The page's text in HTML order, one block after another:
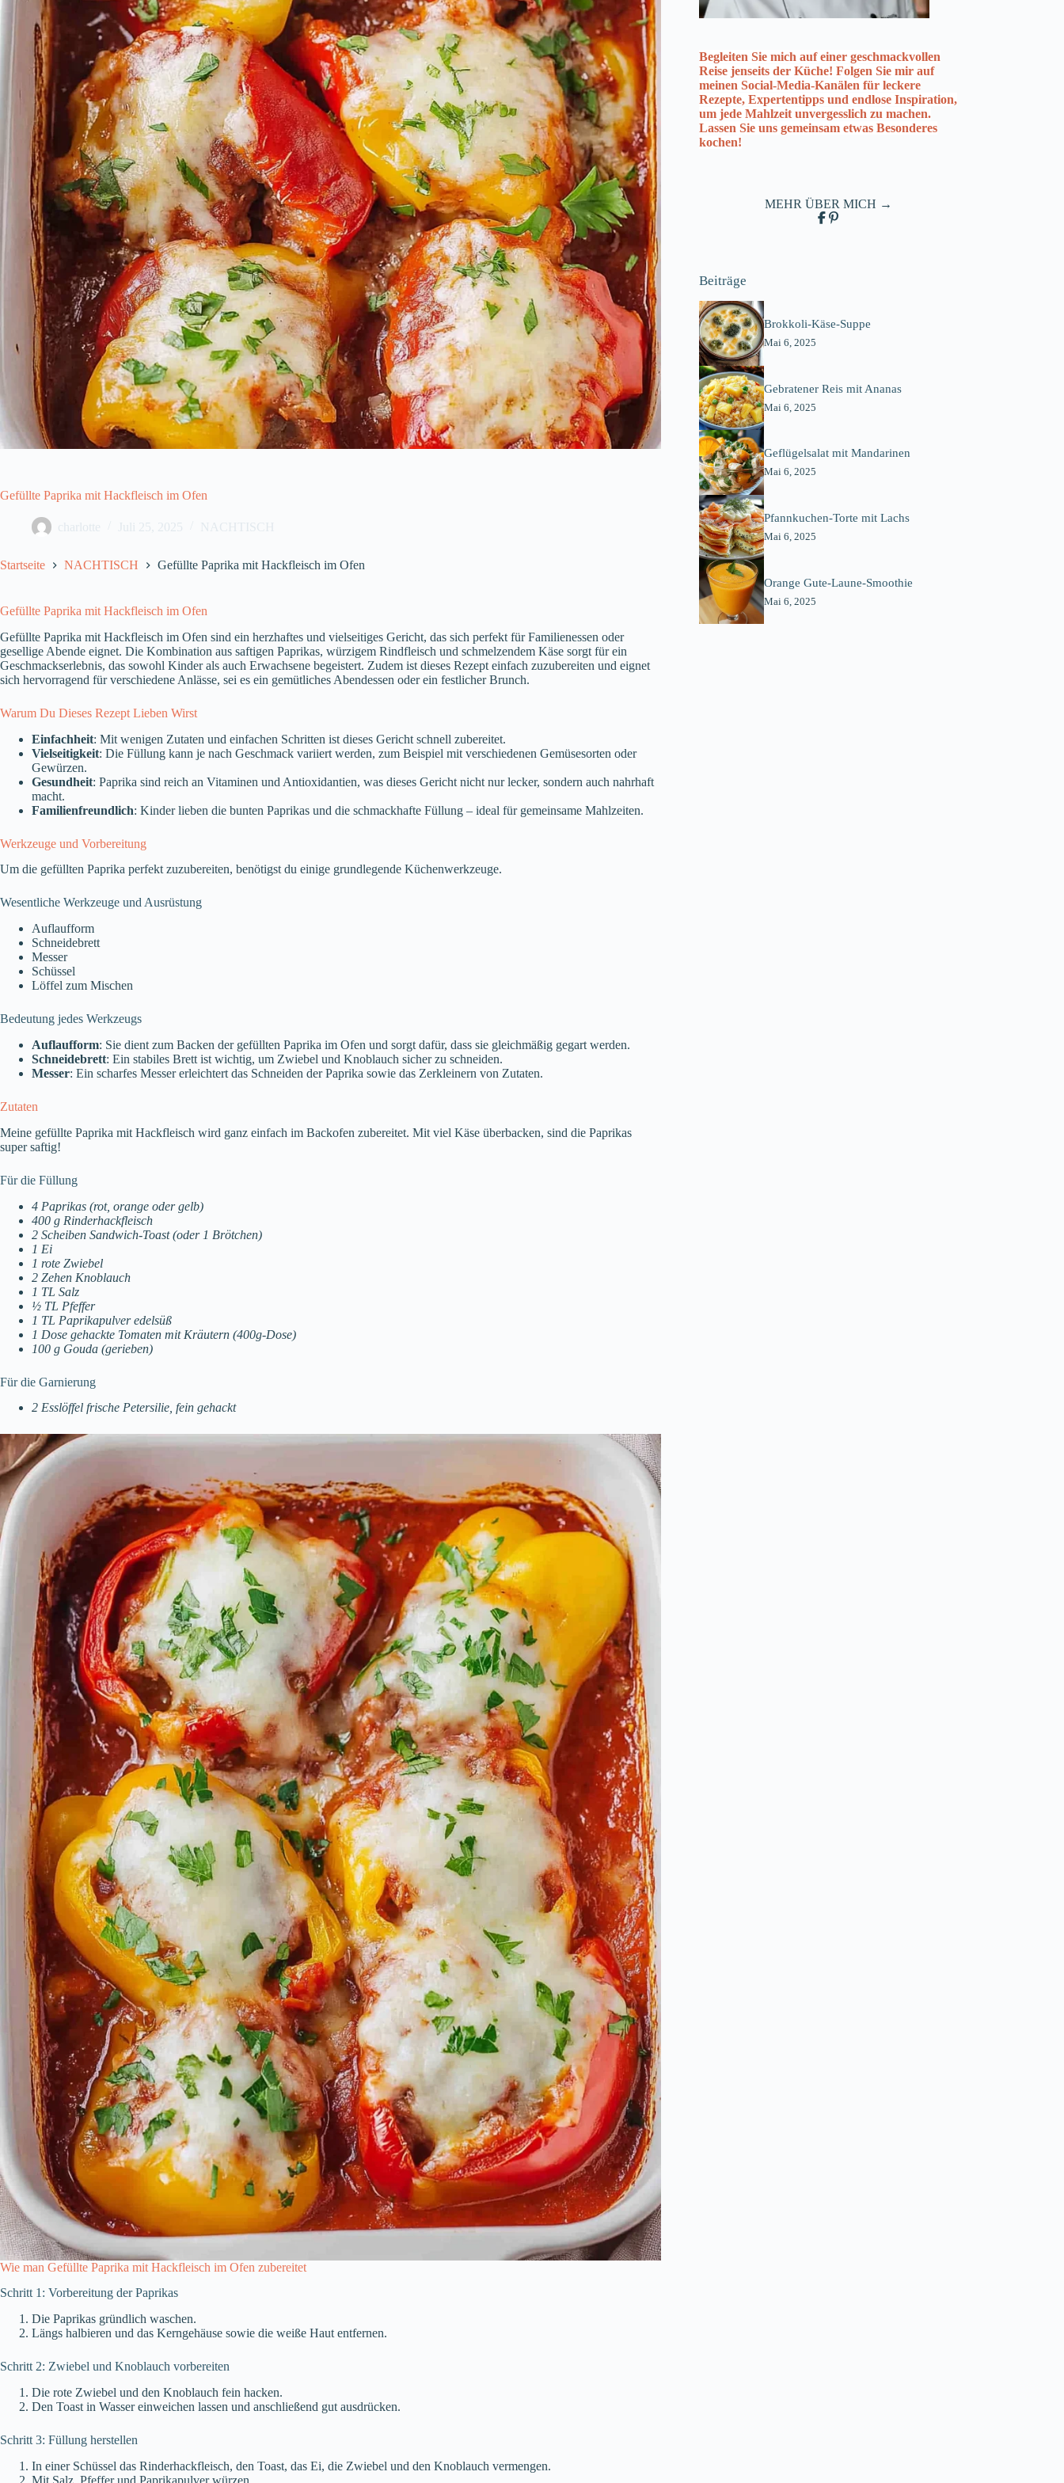
Gefüllte Paprika mit Hackfleisch im Ofen
charlotte Juli 25, 2025 NACHTISCH
Startseite NACHTISCH Gefüllte Paprika mit Hackfleisch im Ofen
Gefüllte Paprika mit Hackfleisch im Ofen
Gefüllte Paprika mit Hackfleisch im Ofen sind ein herzhaftes und vielseitiges Gericht, das sich perfekt für Familienessen oder
gesellige Abende eignet. Die Kombination aus saftigen Paprikas, würzigem Rindfleisch und schmelzendem Käse sorgt für ein
Geschmackserlebnis, das sowohl Kinder als auch Erwachsene begeistert. Zudem ist dieses Rezept einfach zuzubereiten und eignet
sich hervorragend für verschiedene Anlässe, sei es ein gemütliches Abendessen oder ein festlicher Brunch.
Warum Du Dieses Rezept Lieben Wirst
Einfachheit: Mit wenigen Zutaten und einfachen Schritten ist dieses Gericht schnell zubereitet.
Vielseitigkeit: Die Füllung kann je nach Geschmack variiert werden, zum Beispiel mit verschiedenen Gemüsesorten oder
Gewürzen.
Gesundheit: Paprika sind reich an Vitaminen und Antioxidantien, was dieses Gericht nicht nur lecker, sondern auch nahrhaft
macht.
Familienfreundlich: Kinder lieben die bunten Paprikas und die schmackhafte Füllung – ideal für gemeinsame Mahlzeiten.
Werkzeuge und Vorbereitung
Um die gefüllten Paprika perfekt zuzubereiten, benötigst du einige grundlegende Küchenwerkzeuge.
Wesentliche Werkzeuge und Ausrüstung
Auflaufform
Schneidebrett
Messer
Schüssel
Löffel zum Mischen
Bedeutung jedes Werkzeugs
Auflaufform: Sie dient zum Backen der gefüllten Paprika im Ofen und sorgt dafür, dass sie gleichmäßig gegart werden.
Schneidebrett: Ein stabiles Brett ist wichtig, um Zwiebel und Knoblauch sicher zu schneiden.
Messer: Ein scharfes Messer erleichtert das Schneiden der Paprika sowie das Zerkleinern von Zutaten.
Zutaten
Meine gefüllte Paprika mit Hackfleisch wird ganz einfach im Backofen zubereitet. Mit viel Käse überbacken, sind die Paprikas
super saftig!
Für die Füllung
4 Paprikas (rot, orange oder gelb)
400 g Rinderhackfleisch
2 Scheiben Sandwich-Toast (oder 1 Brötchen)
1 Ei
1 rote Zwiebel
2 Zehen Knoblauch
1 TL Salz
½ TL Pfeffer
1 TL Paprikapulver edelsüß
1 Dose gehackte Tomaten mit Kräutern (400g-Dose)
100 g Gouda (gerieben)
Für die Garnierung
2 Esslöffel frische Petersilie, fein gehackt
Wie man Gefüllte Paprika mit Hackfleisch im Ofen zubereitet
Schritt 1: Vorbereitung der Paprikas
Die Paprikas gründlich waschen.
Längs halbieren und das Kerngehäuse sowie die weiße Haut entfernen.
Schritt 2: Zwiebel und Knoblauch vorbereiten
Die rote Zwiebel und den Knoblauch fein hacken.
Den Toast in Wasser einweichen lassen und anschließend gut ausdrücken.
Schritt 3: Füllung herstellen
In einer Schüssel das Rinderhackfleisch, den Toast, das Ei, die Zwiebel und den Knoblauch vermengen.
Mit Salz, Pfeffer und Paprikapulver würzen.
Begleiten Sie mich auf einer geschmackvollen
Reise jenseits der Küche! Folgen Sie mir auf
meinen Social-Media-Kanälen für leckere
Rezepte, Expertentipps und endlose Inspiration,
um jede Mahlzeit unvergesslich zu machen.
Lassen Sie uns gemeinsam etwas Besonderes
kochen!
MEHR ÜBER MICH →
Beiträge
Brokkoli-Käse-Suppe
Mai 6, 2025
Gebratener Reis mit Ananas
Mai 6, 2025
Geflügelsalat mit Mandarinen
Mai 6, 2025
Pfannkuchen-Torte mit Lachs
Mai 6, 2025
Orange Gute-Laune-Smoothie
Mai 6, 2025